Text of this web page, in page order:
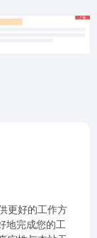
更好的工作方
地完成您的工